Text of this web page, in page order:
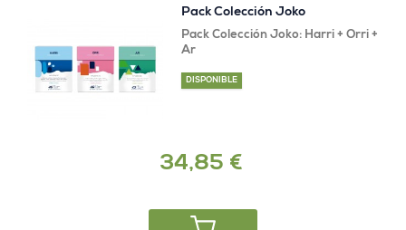
Pack Colección Joko
Pack Colección Joko: Harri + Orri +
Ar
DISPONIBLE
34,85 €